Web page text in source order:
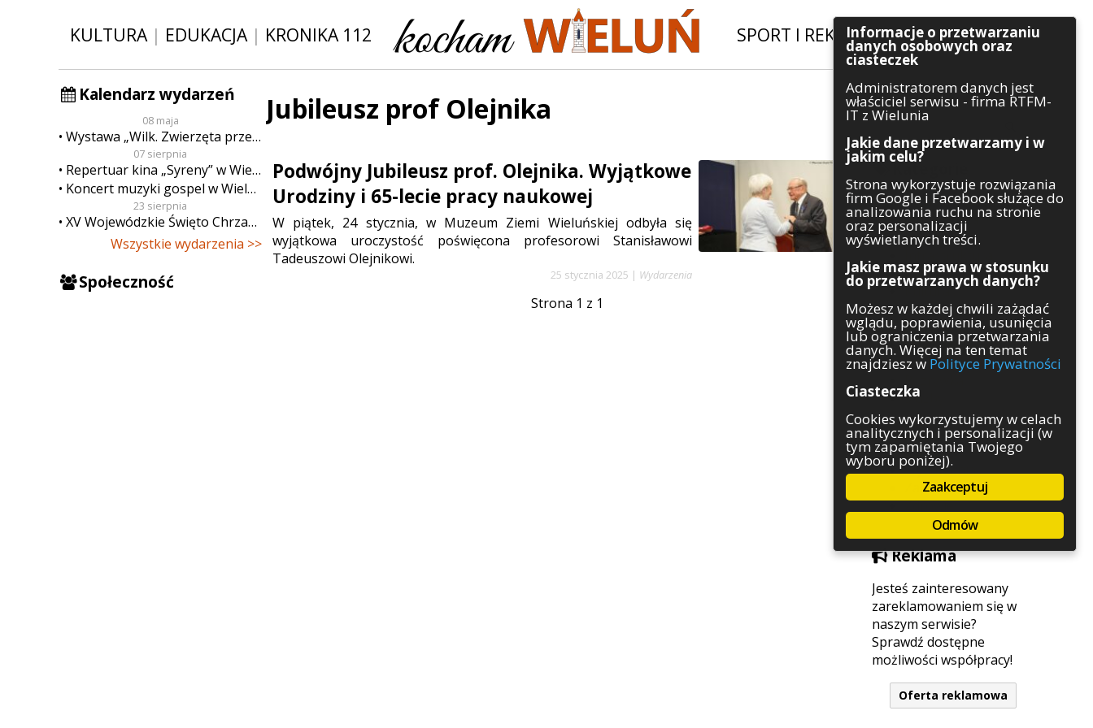
KULTURA| EDUKACJA| KRONIKA 112 SPORT I REKREACJA|INWESTYCJE
Kalendarz wydarzeń
08 maja
Wystawa „Wilk. Zwierzęta przeklęte”
07 sierpnia
Repertuar kina „Syreny” w Wieluniu w dn. od 7 do 13 sierpnia
Koncert muzyki gospel w Wieluniu
23 sierpnia
XV Wojewódzkie Święto Chrzanu
Wszystkie wydarzenia >>
Społeczność
Szukaj
Kategorie
Architektura
Gospodarka
Handel
Komunikaty
Kultura
Polityka
Pozostałe
Psychologia
Rolnictwo
Służby
Sport
Środowisko
Szkolnictwo
Wydarzenia
Zapowiedzi
Zdrowie
Reklama
Jesteś zainteresowany
zareklamowaniem się w
naszym serwisie?
Sprawdź dostępne
możliwości współpracy!
Oferta reklamowa
Jubileusz prof Olejnika
Podwójny Jubileusz prof. Olejnika. Wyjątkowe
Urodziny i 65-lecie pracy naukowej
W piątek, 24 stycznia, w Muzeum Ziemi Wieluńskiej odbyła się
wyjątkowa uroczystość poświęcona profesorowi Stanisławowi
Tadeuszowi Olejnikowi.
25 stycznia 2025 | Wydarzenia
Strona 1 z 1
Informacje o przetwarzaniu
danych osobowych oraz
ciasteczek
Administratorem danych jest
właściciel serwisu - firma RTFM-
IT z Wielunia
Jakie dane przetwarzamy i w
jakim celu?
Strona wykorzystuje rozwiązania
firm Google i Facebook służące do
analizowania ruchu na stronie
oraz personalizacji
wyświetlanych treści.
Jakie masz prawa w stosunku
do przetwarzanych danych?
Możesz w każdej chwili zażądać
wglądu, poprawienia, usunięcia
lub ograniczenia przetwarzania
danych. Więcej na ten temat
znajdziesz w Polityce Prywatności
Ciasteczka
Cookies wykorzystujemy w celach
analitycznych i personalizacji (w
tym zapamiętania Twojego
wyboru poniżej).
Zaakceptuj
Odmów